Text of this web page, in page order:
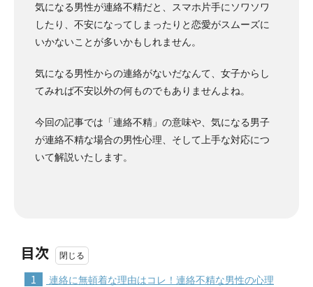
気になる男性が連絡不精だと、スマホ片手にソワソワ
したり、不安になってしまったりと恋愛がスムーズに
いかないことが多いかもしれません。
気になる男性からの連絡がないだなんて、女子からし
てみれば不安以外の何ものでもありませんよね。
今回の記事では「連絡不精」の意味や、気になる男子
が連絡不精な場合の男性心理、そして上手な対応につ
いて解説いたします。
目次
1 連絡に無頓着な理由はコレ！連絡不精な男性の心理